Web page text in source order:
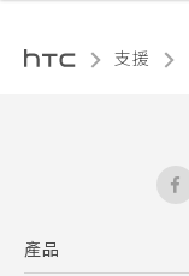
支援
產品